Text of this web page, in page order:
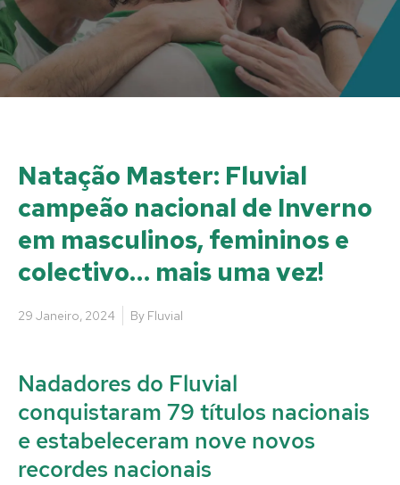
Natação Master: Fluvial
campeão nacional de Inverno
em masculinos, femininos e
colectivo… mais uma vez!
29 Janeiro, 2024 By Fluvial
Nadadores do Fluvial
conquistaram 79 títulos nacionais
e estabeleceram nove novos
recordes nacionais